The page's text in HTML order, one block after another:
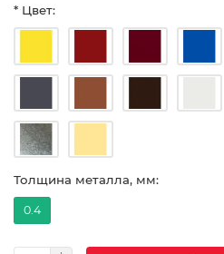
* Цвет:
Толщина металла, мм:
0.4